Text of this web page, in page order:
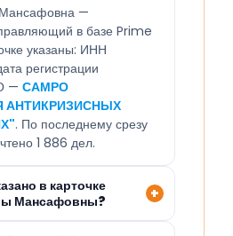
—
в базе Prime
указаны: ИНН
регистрации
— САМРО
АНТИКРИЗИСНЫХ
. По последнему срезу
1 886 дел.
в карточке
Мансафовны?